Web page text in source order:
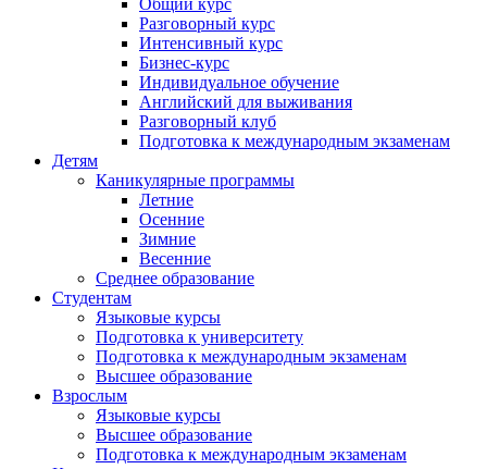
Общий курс
Разговорный курс
Интенсивный курс
Бизнес-курс
Индивидуальное обучение
Английский для выживания
Разговорный клуб
Подготовка к международным экзаменам
Детям
Каникулярные программы
Летние
Осенние
Зимние
Весенние
Среднее образование
Студентам
Языковые курсы
Подготовка к университету
Подготовка к международным экзаменам
Высшее образование
Взрослым
Языковые курсы
Высшее образование
Подготовка к международным экзаменам